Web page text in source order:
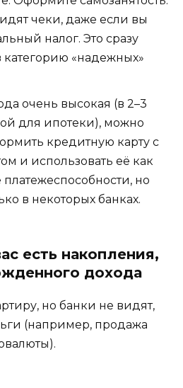
чеки, даже если вы
налог. Это сразу
категорию «надежных»
очень высокая (в 2–3
для ипотеки), можно
кредитную карту с
и использовать её как
но
в некоторых банках.
есть накопления,
дохода
но банки не видят,
(например, продажа